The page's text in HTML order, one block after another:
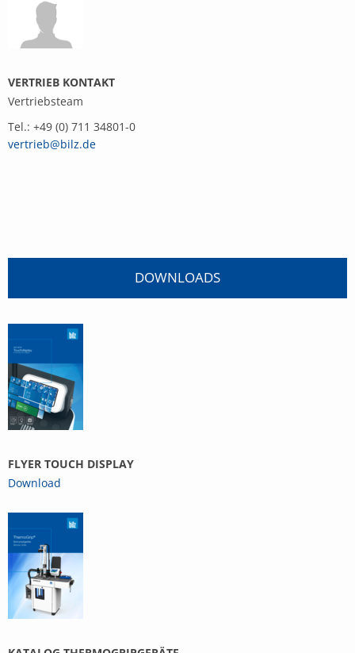
VERTRIEB KONTAKT
Vertriebsteam
Tel.: +49 (0) 711 34801-0
vertrieb@bilz.de
DOWNLOADS
FLYER TOUCH DISPLAY
Download